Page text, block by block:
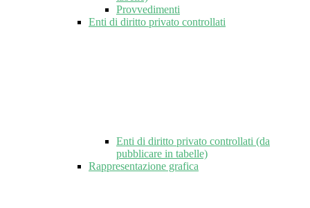
Provvedimenti
Enti di diritto privato controllati
Enti di diritto privato controllati (da
pubblicare in tabelle)
Rappresentazione grafica